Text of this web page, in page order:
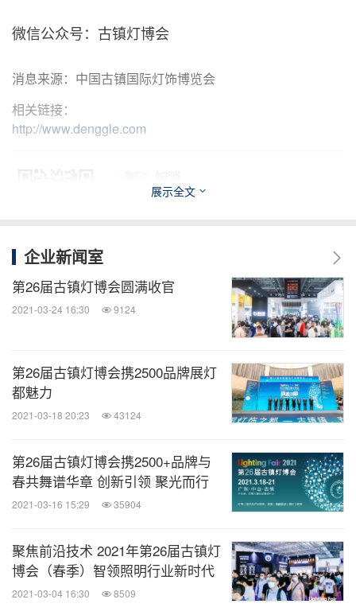
微信公众号：古镇灯博会
消息来源：中国古镇国际灯饰博览会
相关链接：
http://www.denggle.com
家用设备 日用品
零售
业
展示全文
企业新闻室
第26届古镇灯博会圆满收官
2021-03-24 16:30 9124
第26届古镇灯博会携2500品牌展灯
都魅力
2021-03-18 20:23 43124
第26届古镇灯博会携2500+品牌与
春共舞谱华章 创新引领 聚光而行
2021-03-16 15:29 35904
聚焦前沿技术 2021年第26届古镇灯
博会（春季）智领照明行业新时代
2021-03-04 16:30 8509